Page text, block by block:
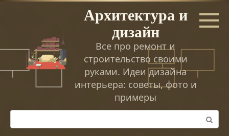
Перейти
Архитектура и
дизайн
Все про ремонт и
строительство своими
руками. Идеи дизайна
интерьера: советы, фото и
примеры
Поиск: